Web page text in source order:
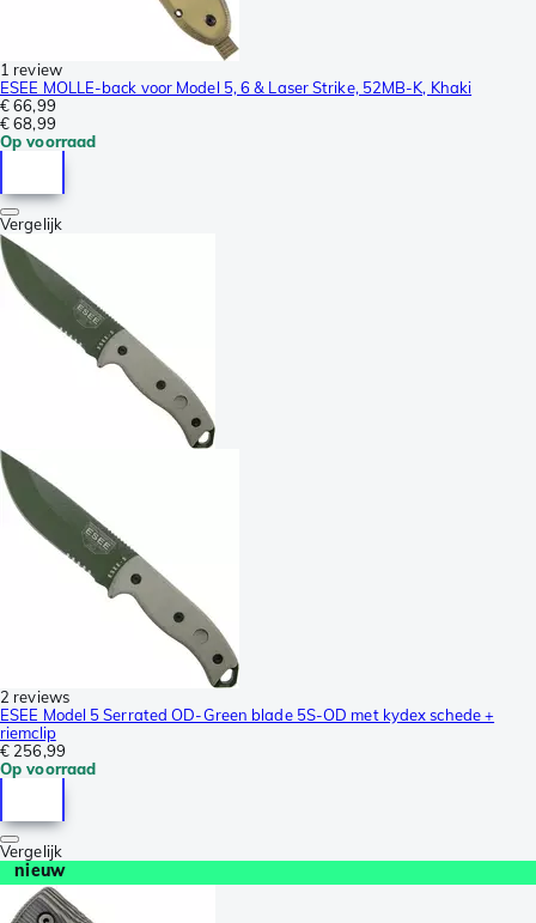
1 review
ESEE MOLLE-back voor Model 5, 6 & Laser Strike, 52MB-K, Khaki
€ 66,99
€ 68,99
Op voorraad
Vergelijk
2 reviews
ESEE Model 5 Serrated OD-Green blade 5S-OD met kydex schede +
riemclip
€ 256,99
Op voorraad
Vergelijk
nieuw